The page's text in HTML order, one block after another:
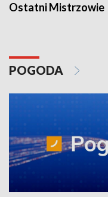
Ostatni Mistrzowie
POGODA